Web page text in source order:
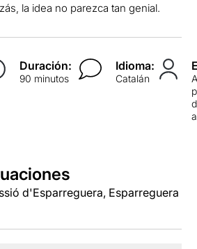
la idea no parezca tan genial.
Duración:
90 minutos
Idioma:
Catalán
d'Esparreguera, Esparreguera